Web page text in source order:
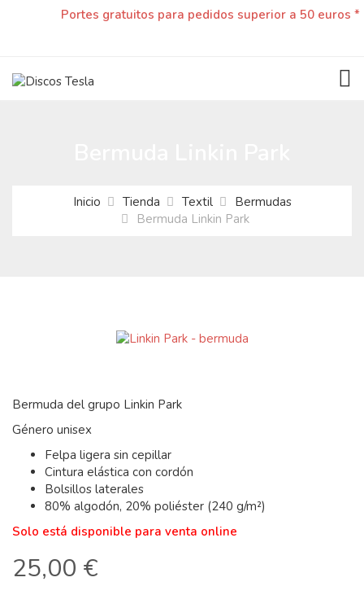
Portes gratuitos para pedidos superior a 50 euros *
Inicio Tienda Textil
Bermudas
Bermuda Linkin Park
Bermuda del grupo Linkin Park
Género unisex
Felpa ligera sin cepillar
Cintura elástica con cordón
Bolsillos laterales
80% algodón, 20% poliéster (240 g/m²)
Solo está disponible para venta online
25,00 €